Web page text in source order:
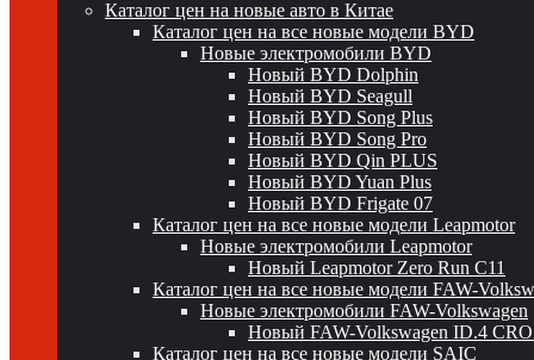
Каталог цен на новые авто в Китае
Каталог цен на все новые модели BYD
Новые электромобили BYD
Новый BYD Dolphin
Новый BYD Seagull
Новый BYD Song Plus
Новый BYD Song Pro
Новый BYD Qin PLUS
Новый BYD Yuan Plus
Новый BYD Frigate 07
Каталог цен на все новые модели Leapmotor
Новые электромобили Leapmotor
Новый Leapmotor Zero Run C11
Каталог цен на все новые модели FAW-
Новые электромобили FAW-Volkswagen
Новый FAW-Volkswagen ID.4
Каталог цен на все новые модели SAIC